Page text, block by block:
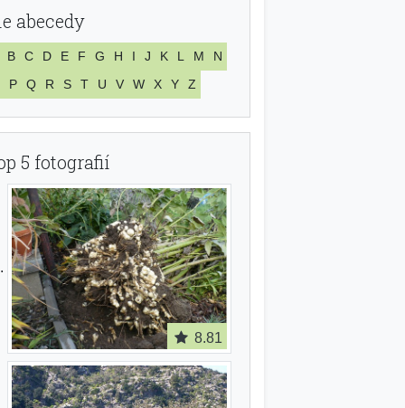
abecedy
B C D E F G H I J K L M
N
P
Q R S T U V W X Y Z
5 fotografií
8.81